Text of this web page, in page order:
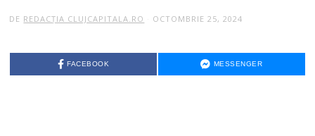
DE REDACȚIA CLUJCAPITALA.RO OCTOMBRIE 25, 2024
FACEBOOK MESSENGER